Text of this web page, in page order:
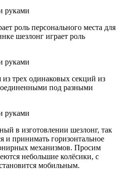
роль персонального места для
шезлонг играет роль
трех одинаковых секций из
под разными
в изготовлении шезлонг, так
и принимать горизонтальное
механизмов. Просим
небольшие колёсики, с
мобильным.